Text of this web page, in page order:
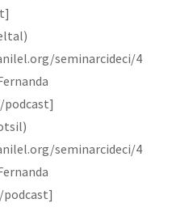
seminarcideci/4
seminarcideci/4